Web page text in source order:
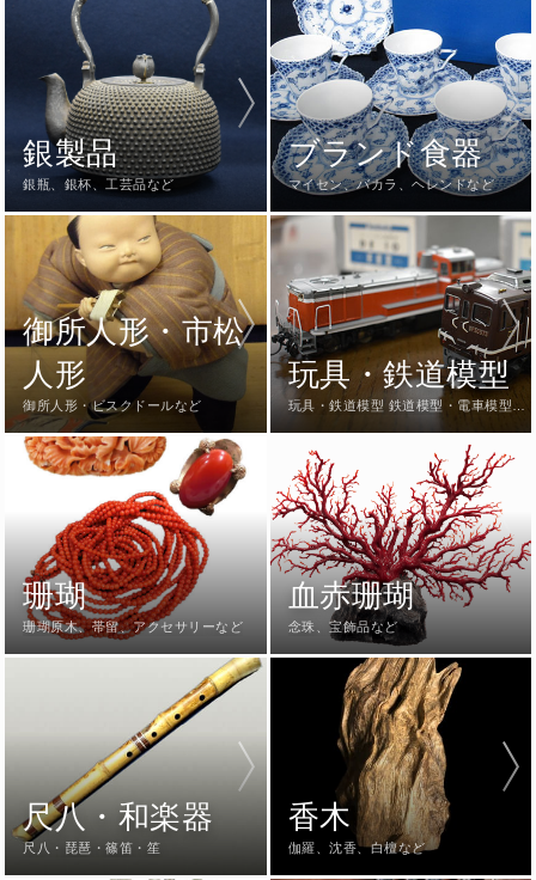
銀製品
銀瓶、銀杯、工芸品など
ブランド食器
マイセン、バカラ、ヘレンドなど
御所人形・市松
人形
御所人形・ビスクドールなど
玩具・鉄道模型
玩具・鉄道模型 鉄道模型・電車模型・
珊瑚
珊瑚原木、帯留、アクセサリーなど
血赤珊瑚
念珠、宝飾品など
尺八・和楽器
尺八・琵琶・篠笛・笙
香木
伽羅、沈香、白檀など